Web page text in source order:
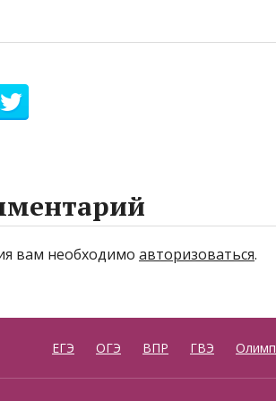
вам необходимо авторизоваться.
ЕГЭ ОГЭ ВПР ГВЭ Олимп